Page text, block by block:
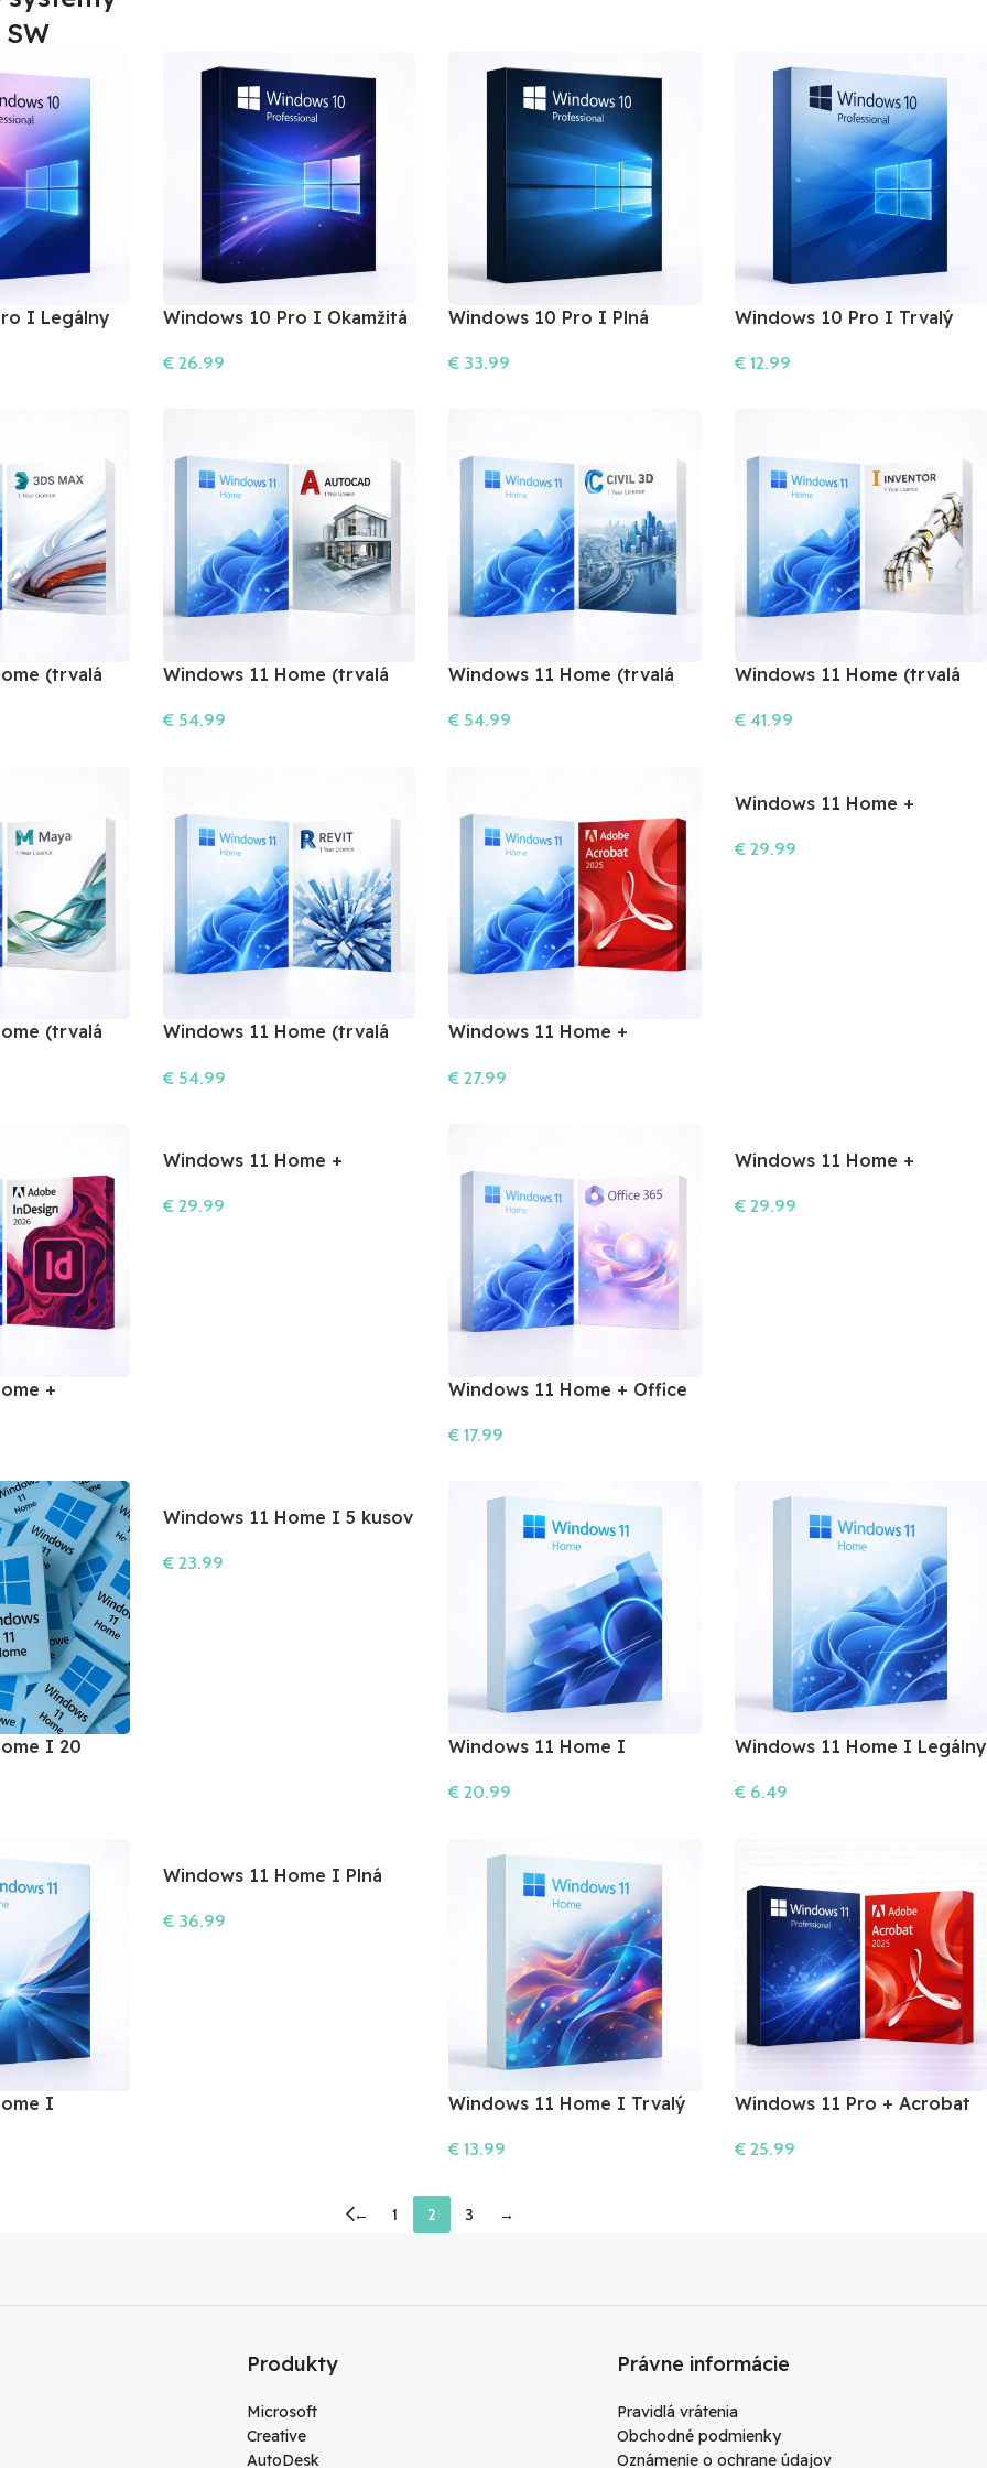
I Legálny
Windows 10 Pro I Okamžitá
€26.99
Windows 10 Pro I Plná
€ 33.99
Windows 10 Pro I Trvalý
€12.99
(trvalá
Windows 11 Home (trvalá
AutoCAD (1 roky)
€54.99
Windows 11 Home (trvalá
(1 roky)
€ 54.99
Windows 11 Home (trvalá
Inventor (1 roky)
€41.99
(trvalá
Windows 11 Home (trvalá
roky)
€54.99
Windows 11 Home +
€ 27.99
Windows 11 Home +
€29.99
+
Windows 11 Home +
€29.99
Windows 11 Home + Office
€ 17.99
Windows 11 Home +
€29.99
I 20
Windows 11 Home I 5 kusov
€23.99
Windows 11 Home I
€ 20.99
Windows 11 Home I Legálny
€6.49
I
Windows 11 Home I Plná
€36.99
Windows 11 Home I Trvalý
€ 13.99
Windows 11 Pro + Acrobat
€25.99
← 1 2 3 →
Produkty
Microsoft
Creative
AutoDesk
Právne informácie
Pravidlá vrátenia
Obchodné podmienky
Oznámenie o ochrane údajov